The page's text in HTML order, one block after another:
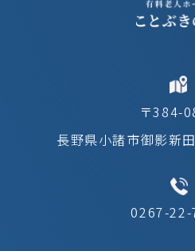
〒384-
長野県小諸市御影新
0267-22-